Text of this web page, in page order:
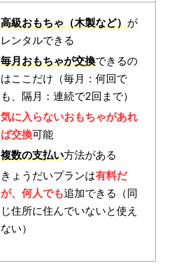
高級おもちゃ（木製など）が
レンタルできる
毎月おもちゃが交換できるの
はここだけ（毎月：何回で
も、隔月：連続で2回まで）
気に入らないおもちゃがあれ
ば交換可能
複数の支払い方法がある
きょうだいプランは有料だ
が、何人でも追加できる（同
じ住所に住んでいないと使え
ない）